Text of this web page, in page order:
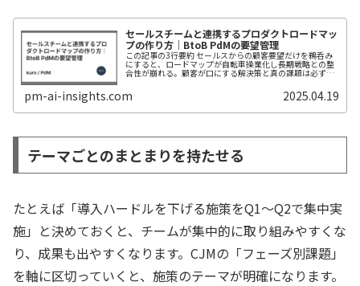
セールスチームと連携するプロダクトロードマッ
プの作り方｜BtoB PdMの要望管理
この記事の3行要約 セールスからの顧客要望だけを鵜呑み
にすると、ロードマップが自転車操業化し長期戦略との整
合性が崩れる。顧客が口にする解決策と真の課題は必ずし
pm-ai-insights.com 2025.04.19
テーマごとのまとまりを持たせる
たとえば「導入ハードルを下げる施策をQ1〜Q2で集中実
施」と決めておくと、チームが集中的に取り組みやすくな
り、成果も出やすくなります。CJMの 「フェーズ別課題」
を軸に区切っていくと、施策のテーマが明確になります。